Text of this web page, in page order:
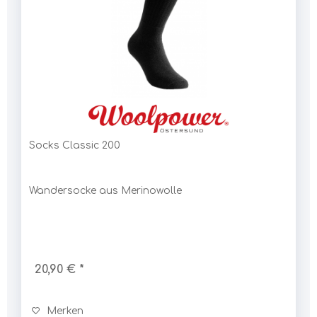
Socks Classic 200
Wandersocke aus Merinowolle
20,90 € *
Merken